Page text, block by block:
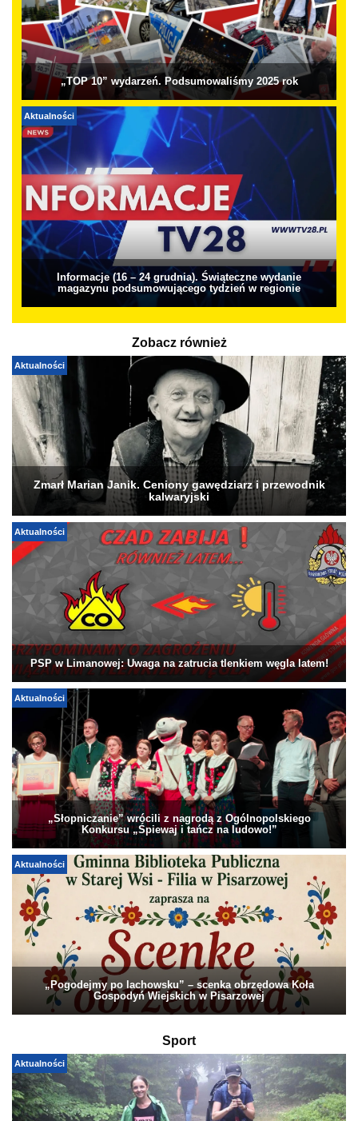
„TOP 10” wydarzeń. Podsumowaliśmy 2025 rok
Aktualności
Informacje (16 – 24 grudnia). Świąteczne wydanie
magazynu podsumowującego tydzień w regionie
Zobacz również
Aktualności
Zmarł Marian Janik. Ceniony gawędziarz i przewodnik
kalwaryjski
Aktualności
PSP w Limanowej: Uwaga na zatrucia tlenkiem węgla latem!
Aktualności
„Słopniczanie” wrócili z nagrodą z Ogólnopolskiego
Konkursu „Śpiewaj i tańcz na ludowo!”
Aktualności
„Pogodejmy po lachowsku” – scenka obrzędowa Koła
Gospodyń Wiejskich w Pisarzowej
Sport
Aktualności